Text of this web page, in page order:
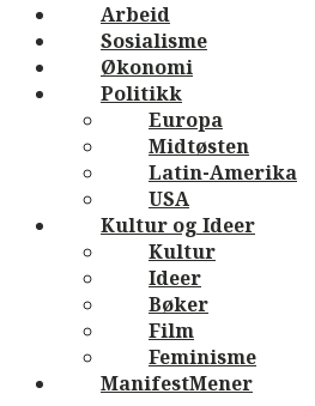
Arbeid
Sosialisme
Økonomi
Politikk
Europa
Midtøsten
Latin-Amerika
USA
Kultur og Ideer
Kultur
Ideer
Bøker
Film
Feminisme
ManifestMener